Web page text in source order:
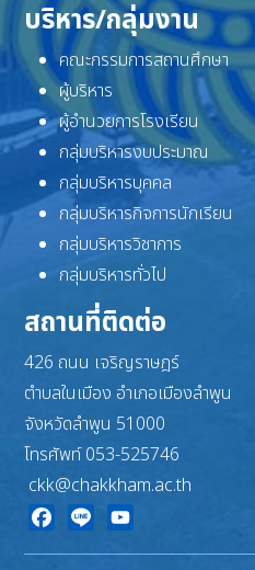
บริหาร/กลุ่มงาน
คณะกรรมการสถานศึกษา
ผู้บริหาร
ผู้อำนวยการโรงเรียน
กลุ่มบริหารงบประมาณ
กลุ่มบริหารบุคคล
กลุ่มบริหารกิจการนักเรียน
กลุ่มบริหารวิชาการ
กลุ่มบริหารทั่วไป
สถานที่ติดต่อ
426 ถนน เจริญราษฎร์
ตำบลในเมือง อำเภอเมืองลำพูน
จังหวัดลำพูน 51000
โทรศัพท์ 053-525746
ckk@chakkham.ac.th